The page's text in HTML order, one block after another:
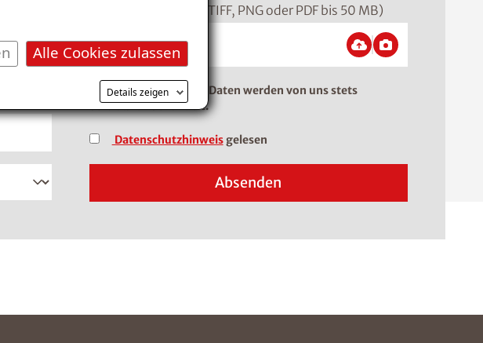
Alle Cookies zulassen
Details zeigen
(Dateiformat: JPEG, TIFF, PNG oder PDF bis 50 MB)
*Pflichtangaben. Ihre Daten werden von uns stets
vertraulich behandelt.
Datenschutzhinweisgelesen
Absenden